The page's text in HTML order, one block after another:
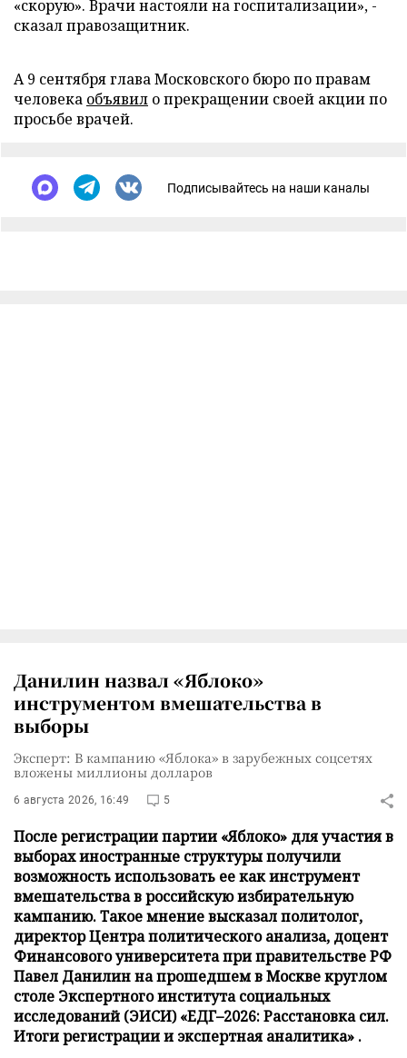
«скорую». Врачи настояли на госпитализации», -
сказал правозащитник.
А 9 сентября глава Московского бюро по правам
человека объявил о прекращении своей акции по
просьбе врачей.
Подписывайтесь на наши каналы
Данилин назвал «Яблоко»
инструментом вмешательства в
выборы
Эксперт: В кампанию «Яблока» в зарубежных соцсетях
вложены миллионы долларов
6 августа 2026, 16:49 5
После регистрации партии «Яблоко» для участия в
выборах иностранные структуры получили
возможность использовать ее как инструмент
вмешательства в российскую избирательную
кампанию. Такое мнение высказал политолог,
директор Центра политического анализа, доцент
Финансового университета при правительстве РФ
Павел Данилин на прошедшем в Москве круглом
столе Экспертного института социальных
исследований (ЭИСИ) «ЕДГ–2026: Расстановка сил.
Итоги регистрации и экспертная аналитика» .